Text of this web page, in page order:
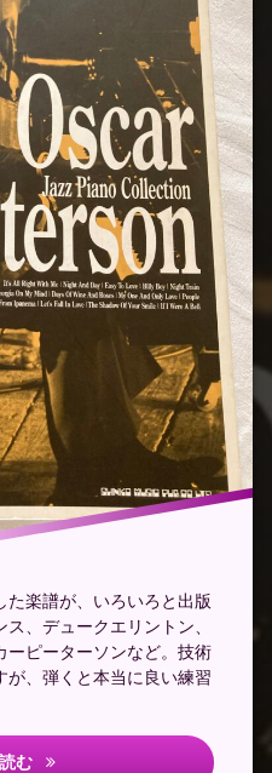
た楽譜が、いろいろと出版
、デュークエリントン、
ーピーターソンなど。技術
が、弾くと本当に良い練習
む Jazzyなコードの技